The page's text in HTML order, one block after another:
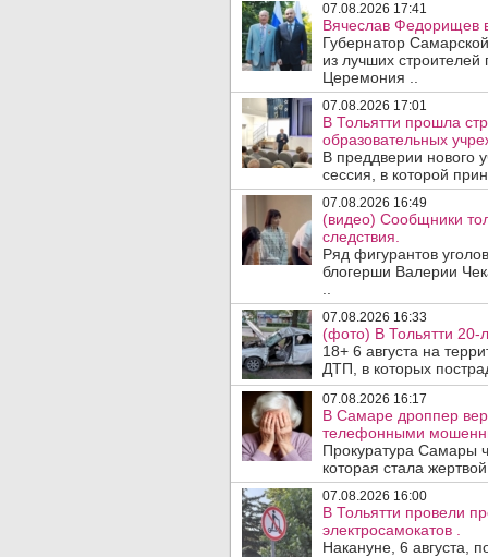
07.08.2026 17:41
Вячеслав Федорищев
Губернатор
из лучших
Церемония ..
07.08.2026 17:01
В Тольятти прошла
образовательных
В преддверии нового
сессия, в которой
07.08.2026 16:49
(видео) Сообщники
следствия.
Ряд фигурантов
блогерши Валерии
07.08.2026 16:33
(фото) В Тольятти 20-
18+ 6 августа на
ДТП, в которых
07.08.2026 16:17
В Самаре дроппер
телефонными
Прокуратура Самары
которая стала
07.08.2026 16:00
В Тольятти провели
электросамокатов .
Накануне, 6 августа,